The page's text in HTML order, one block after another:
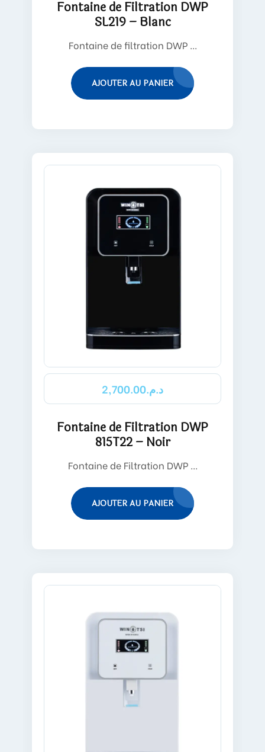
Fontaine de Filtration DWP
SL219 – Blanc
Fontaine de filtration DWP ...
AJOUTER AU PANIER
د.م.2,700.00
Fontaine de Filtration DWP
815T22 – Noir
Fontaine de Filtration DWP ...
AJOUTER AU PANIER